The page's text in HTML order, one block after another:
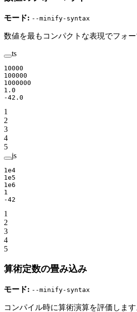
モード: --minify-syntax
数値を最もコンパクトな表現でフォー
ts
10000
100000
1000000
1.0
-42.0
1
2
3
4
5
js
1e4
1e5
1e6
1
-42
1
2
3
4
5
算術定数の畳み込み
モード: --minify-syntax
コンパイル時に算術演算を評価します